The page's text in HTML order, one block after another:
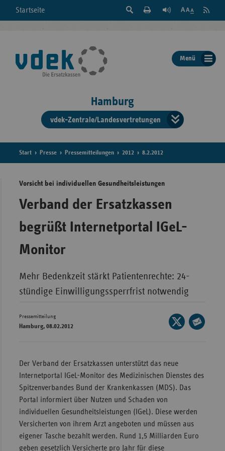
Startseite
Suche
der
Seite
Feed
Menü
Hamburg
vdek-Zentrale/Landesvertretungen
der
Start Presse Pressemitteilungen 2012 8.2.2012
Vorsicht bei individuellen Gesundheitsleistungen
Verband der Ersatzkassen
begrüßt Internetportal IGeL-
Monitor
Mehr Bedenkzeit stärkt Patientenrechte: 24-
stündige Einwilligungssperrfrist notwendig
Pressemitteilung
Hamburg, 08.02.2012
Seite
auf
Mail
Der Verband der Ersatzkassen unterstützt das neue
Internetportal IGeL-Monitor des Medizinischen Dienstes des
Spitzenverbandes Bund der Krankenkassen (MDS). Das
Portal informiert über Nutzen und Schaden von
individuellen Gesundheitsleistungen (IGeL). Diese werden
Versicherten von ihrem Arzt angeboten und müssen aus
eigener Tasche bezahlt werden. Rund 1,5 Milliarden Euro
geben gesetzlich Versicherte pro Jahr für diese